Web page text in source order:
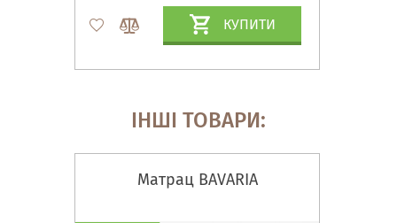
КУПИТИ
ІНШІ ТОВАРИ:
Матрац BAVARIA